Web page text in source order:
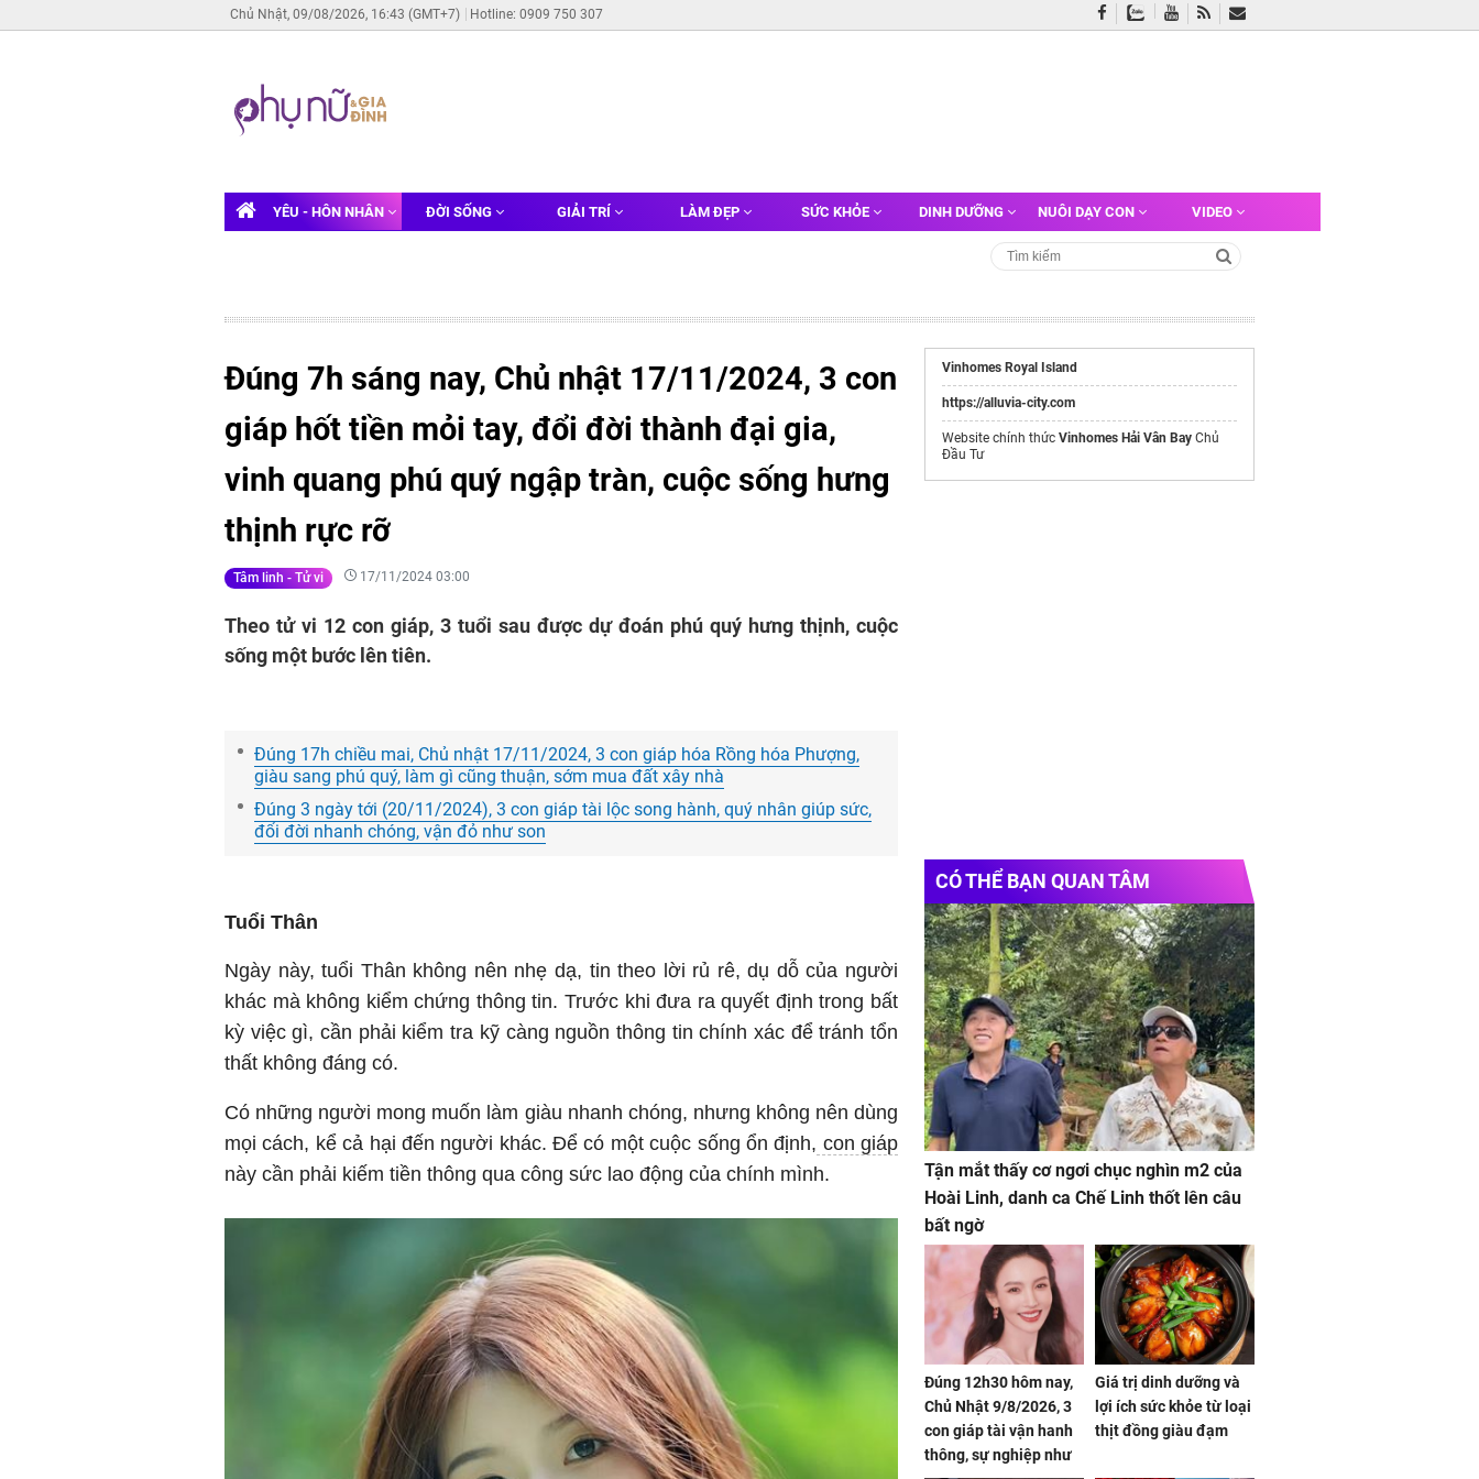
Chủ Nhật, 09/08/2026, 16:43 (GMT+7) Hotline: 0909 750 307
YÊU - HÔN NHÂN ĐỜI SỐNG GIẢI TRÍ LÀM ĐẸP SỨC KHỎE DINH DƯỠNG NUÔI DẠY CON VIDEO
Đúng 7h sáng nay, Chủ nhật 17/11/2024, 3 con
giáp hốt tiền mỏi tay, đổi đời thành đại gia,
vinh quang phú quý ngập tràn, cuộc sống hưng
thịnh rực rỡ
Tâm linh - Tử vi 17/11/2024 03:00
Theo tử vi 12 con giáp, 3 tuổi sau được dự đoán phú quý hưng thịnh, cuộc
sống một bước lên tiên.
Đúng 17h chiều mai, Chủ nhật 17/11/2024, 3 con giáp hóa Rồng hóa Phượng,
giàu sang phú quý, làm gì cũng thuận, sớm mua đất xây nhà
Đúng 3 ngày tới (20/11/2024), 3 con giáp tài lộc song hành, quý nhân giúp sức,
đổi đời nhanh chóng, vận đỏ như son
Tuổi Thân
Ngày này, tuổi Thân không nên nhẹ dạ, tin theo lời rủ rê, dụ dỗ của người
khác mà không kiểm chứng thông tin. Trước khi đưa ra quyết định trong bất
kỳ việc gì, cần phải kiểm tra kỹ càng nguồn thông tin chính xác để tránh tổn
thất không đáng có.
Có những người mong muốn làm giàu nhanh chóng, nhưng không nên dùng
mọi cách, kể cả hại đến người khác. Để có một cuộc sống ổn định, con giáp
này cần phải kiếm tiền thông qua công sức lao động của chính mình.
Vinhomes Royal Island
https://alluvia-city.com
Website chính thức Vinhomes Hải Vân Bay Chủ
Đầu Tư
CÓ THỂ BẠN QUAN TÂM
Tận mắt thấy cơ ngơi chục nghìn m2 của
Hoài Linh, danh ca Chế Linh thốt lên câu
bất ngờ
Đúng 12h30 hôm nay,
Chủ Nhật 9/8/2026, 3
con giáp tài vận hanh
thông, sự nghiệp như
Giá trị dinh dưỡng và
lợi ích sức khỏe từ loại
thịt đồng giàu đạm